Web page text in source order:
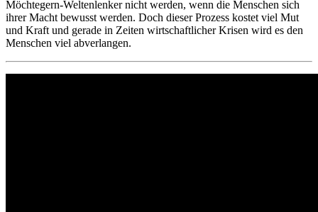
Möchtegern-Weltenlenker nicht werden, wenn die Menschen sich
ihrer Macht bewusst werden. Doch dieser Prozess kostet viel Mut
und Kraft und gerade in Zeiten wirtschaftlicher Krisen wird es den
Menschen viel abverlangen.